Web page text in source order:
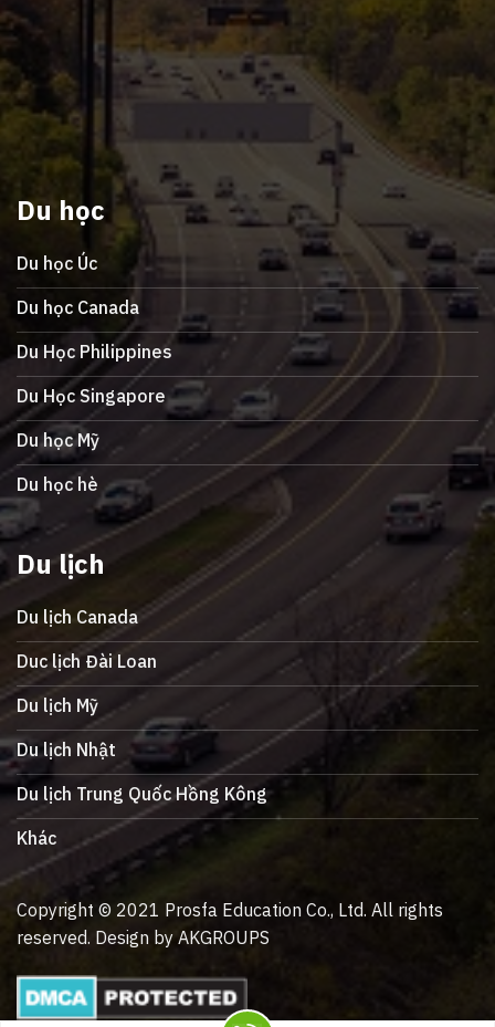
Du học
Du học Úc
Du học Canada
Du Học Philippines
Du Học Singapore
Du học Mỹ
Du học hè
Du lịch
Du lịch Canada
Duc lịch Đài Loan
Du lịch Mỹ
Du lịch Nhật
Du lịch Trung Quốc Hồng Kông
Khác
Copyright © 2021 Prosfa Education Co., Ltd. All rights
reserved. Design by AKGROUPS